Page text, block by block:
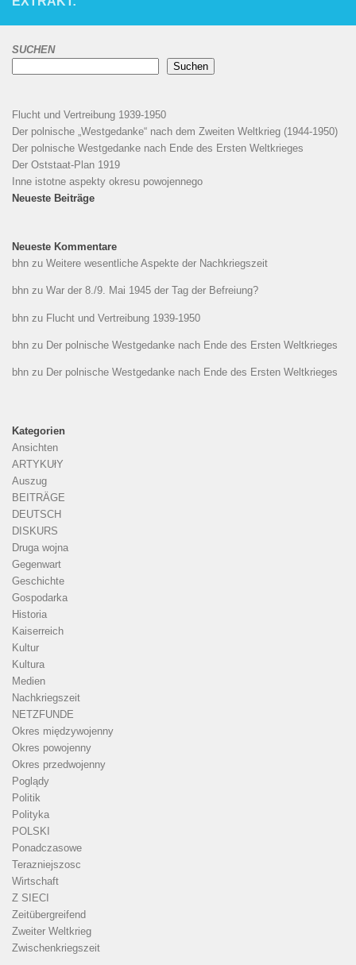
SUCHEN
Suchen
Flucht und Vertreibung 1939-1950
Der polnische „Westgedanke“ nach dem Zweiten Weltkrieg (1944-1950)
Der polnische Westgedanke nach Ende des Ersten Weltkrieges
Der Oststaat-Plan 1919
Inne istotne aspekty okresu powojennego
Neueste Beiträge
Neueste Kommentare
bhn zu Weitere wesentliche Aspekte der Nachkriegszeit
bhn zu War der 8./9. Mai 1945 der Tag der Befreiung?
bhn zu Flucht und Vertreibung 1939-1950
bhn zu Der polnische Westgedanke nach Ende des Ersten Weltkrieges
bhn zu Der polnische Westgedanke nach Ende des Ersten Weltkrieges
Kategorien
Ansichten
ARTYKUłY
Auszug
BEITRÄGE
DEUTSCH
DISKURS
Druga wojna
Gegenwart
Geschichte
Gospodarka
Historia
Kaiserreich
Kultur
Kultura
Medien
Nachkriegszeit
NETZFUNDE
Okres międzywojenny
Okres powojenny
Okres przedwojenny
Poglądy
Politik
Polityka
POLSKI
Ponadczasowe
Terazniejszosc
Wirtschaft
Z SIECI
Zeitübergreifend
Zweiter Weltkrieg
Zwischenkriegszeit